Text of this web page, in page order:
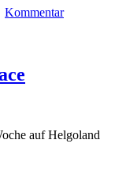
Kommentar
auf Helgoland